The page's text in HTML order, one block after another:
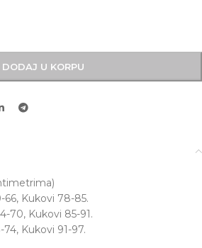
DODAJ U KORPU
66, Kukovi 78-85.
70, Kukovi 85-91.
Kukovi 91-97.